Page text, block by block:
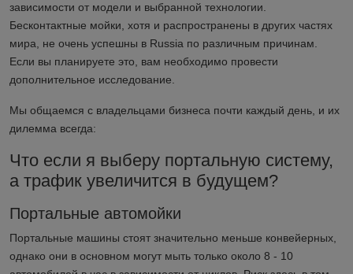
зависимости от модели и выбранной технологии.
Бесконтактные мойки, хотя и распространены в других частях
мира, не очень успешны в Russia по различным причинам.
Если вы планируете это, вам необходимо провести
дополнительное исследование.
Мы общаемся с владельцами бизнеса почти каждый день, и их
дилемма всегда:
Что если я выберу портальную систему,
а трафик увеличится в будущем?
Портальные автомойки
Портальные машины стоят значительно меньше конвейерных,
однако они в основном могут мыть только около 8 - 10